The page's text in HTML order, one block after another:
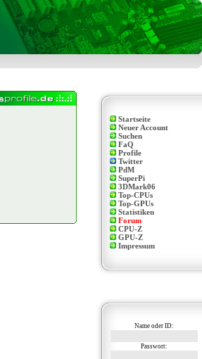
Startseite
Neuer Account
Suchen
FaQ
Profile
Twitter
PdM
SuperPi
3DMark06
Top-CPUs
Top-GPUs
Statistiken
Forum
CPU-Z
GPU-Z
Impressum
Name oder ID:
Passwort: